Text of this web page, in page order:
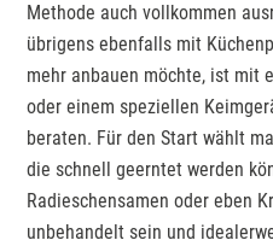
Methode auch vollkommen
übrigens ebenfalls mit
mehr anbauen möchte, ist mit
oder einem speziellen
beraten. Für den Start wählt
die schnell geerntet werden
Radieschensamen oder eben
unbehandelt sein und